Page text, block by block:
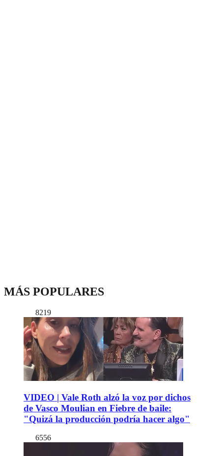
MÁS POPULARES
8219
VIDEO | Vale Roth alzó la voz por dichos
de Vasco Moulian en Fiebre de baile:
"Quizá la producción podría hacer algo"
6556